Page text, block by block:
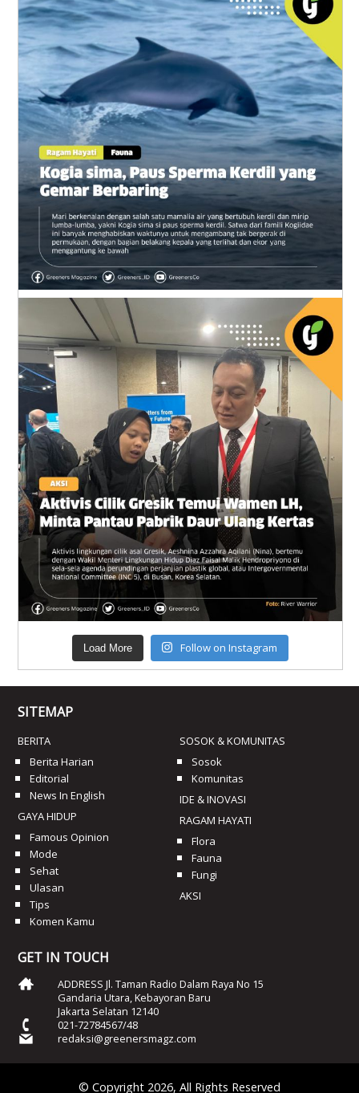
Load More Follow on Instagram
SITEMAP
BERITA
Berita Harian
Editorial
News In English
GAYA HIDUP
Famous Opinion
Mode
Sehat
Ulasan
Tips
Komen Kamu
SOSOK & KOMUNITAS
Sosok
Komunitas
IDE & INOVASI
RAGAM HAYATI
Flora
Fauna
Fungi
AKSI
GET IN TOUCH
ADDRESS Jl. Taman Radio Dalam Raya No 15
Gandaria Utara, Kebayoran Baru
Jakarta Selatan 12140
021-72784567/48
redaksi@greenersmagz.com
© Copyright 2026, All Rights Reserved